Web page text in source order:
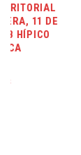
DE
POR
LIGA DE
DÍAS 18